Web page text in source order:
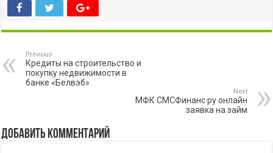
Previous
Кредиты на строительство и
покупку недвижимости в
банке «Белвэб»
Next
МФК СМСФинанс ру онлайн
заявка на займ
Добавить комментарий